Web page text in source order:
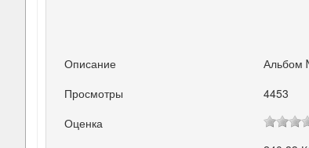
Описание
Альбом
Просмотры
4453
Оценка